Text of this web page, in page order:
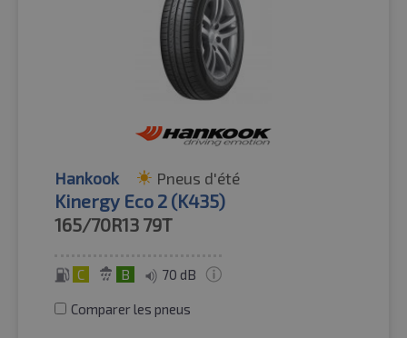
Hankook Pneus d'été
Kinergy Eco 2 (K435)
165/70R13 79T
C B 70 dB
Comparer les pneus